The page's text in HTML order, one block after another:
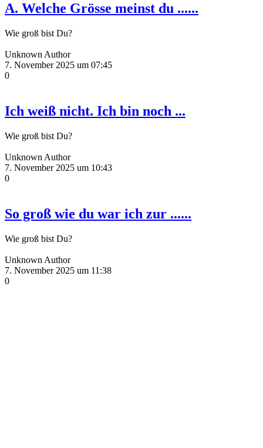
A. Welche Grösse meinst du ......
Wie groß bist Du?
Unknown Author
7. November 2025 um 07:45
0
Ich weiß nicht. Ich bin noch ...
Wie groß bist Du?
Unknown Author
7. November 2025 um 10:43
0
So groß wie du war ich zur ......
Wie groß bist Du?
Unknown Author
7. November 2025 um 11:38
0